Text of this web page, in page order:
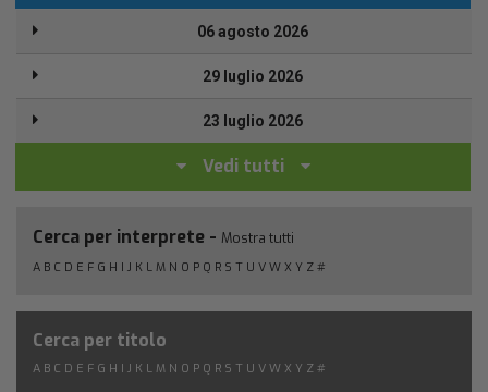
06 agosto 2026
29 luglio 2026
23 luglio 2026
Vedi tutti
Cerca per interprete - Mostra tutti
A B C D E F G H I J K L M N O P Q R S T U V W X Y Z #
Cerca per titolo
A B C D E F G H I J K L M N O P Q R S T U V W X Y Z #